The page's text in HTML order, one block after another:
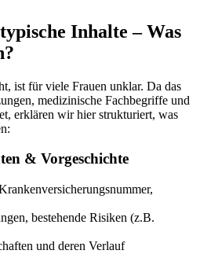
Inhalte – Was
ist für viele Frauen unklar. Da das
medizinische Fachbegriffe und
erklären wir hier strukturiert, was
& Vorgeschichte
bestehende Risiken (z.B.
und deren Verlauf